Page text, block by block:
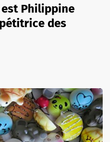
Philippine
des